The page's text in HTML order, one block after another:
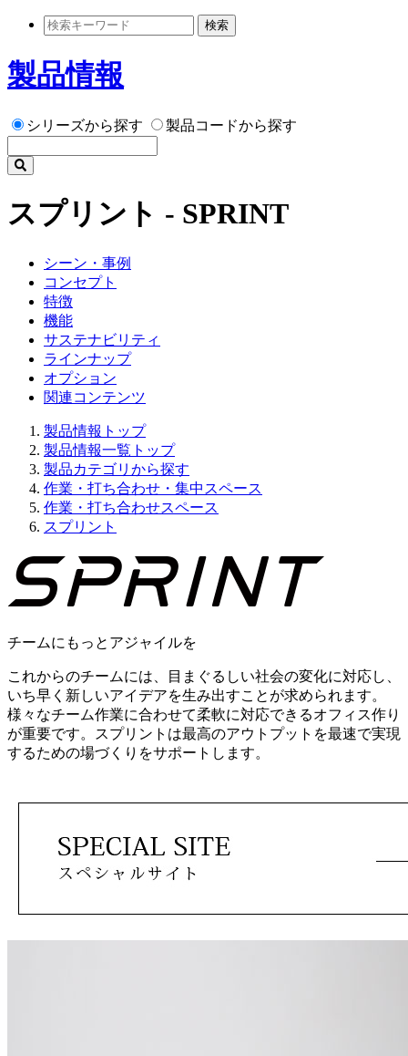
検索
製品情報
シリーズから探す 製品コードから探す
スプリント - SPRINT
シーン・事例
コンセプト
特徴
機能
サステナビリティ
ラインナップ
オプション
関連コンテンツ
製品情報トップ
製品情報一覧トップ
製品カテゴリから探す
作業・打ち合わせ・集中スペース
作業・打ち合わせスペース
スプリント
チームにもっとアジャイルを
これからのチームには、目まぐるしい社会の変化に対応し、
いち早く新しいアイデアを生み出すことが求められます。
様々なチーム作業に合わせて柔軟に対応できるオフィス作り
が重要です。スプリントは最高のアウトプットを最速で実現
するための場づくりをサポートします。